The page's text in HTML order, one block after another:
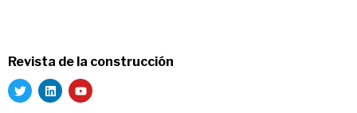
Revista de la construcción